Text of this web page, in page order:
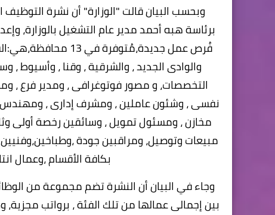
برئاسة هبه أحمد مدير عام التشغيل بالوزارة،
فُرص عمل
والوادى الجديد ، والشرقية ، وقنا ،
التخصصات، و مصور فوتوغرافى ، ومدير فرع ،
نفسى ، وشئون عاملين ، ومشرف إدارى ، ومهندس
مخازن ، ومسئول تمويل ، وسائقين رخصة أولى
مبيعات وتوصيل، ومراقبين جودة
بكافة الأقسام ،وعمال
بين إجمالى عمالها من تلك الفئة ، برواتب